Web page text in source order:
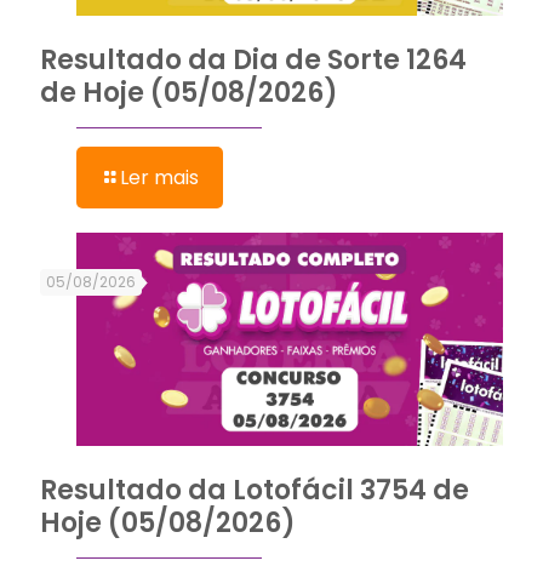
Resultado da Dia de Sorte 1264
de Hoje (05/08/2026)
Ler mais
05/08/2026
Resultado da Lotofácil 3754 de
Hoje (05/08/2026)